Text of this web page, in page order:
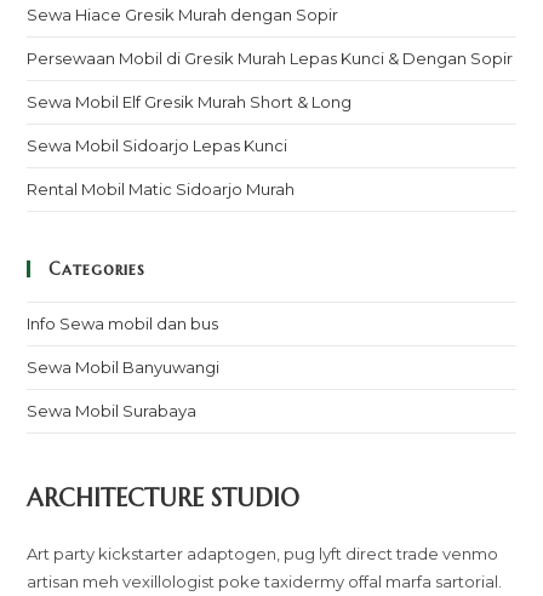
Sewa Hiace Gresik Murah dengan Sopir
Persewaan Mobil di Gresik Murah Lepas Kunci & Dengan Sopir
Sewa Mobil Elf Gresik Murah Short & Long
Sewa Mobil Sidoarjo Lepas Kunci
Rental Mobil Matic Sidoarjo Murah
Categories
Info Sewa mobil dan bus
Sewa Mobil Banyuwangi
Sewa Mobil Surabaya
ARCHITECTURE STUDIO
Art party kickstarter adaptogen, pug lyft direct trade venmo
artisan meh vexillologist poke taxidermy offal marfa sartorial.